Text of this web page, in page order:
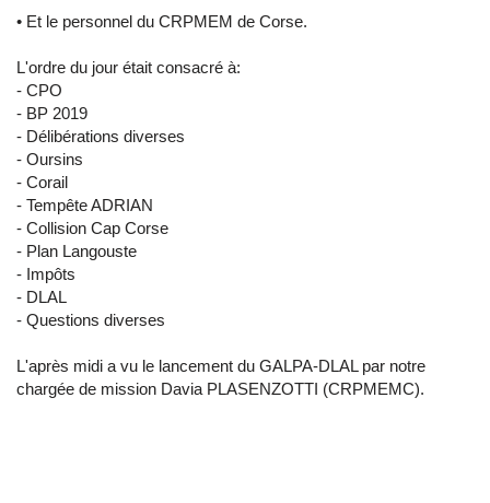
• Et le personnel du CRPMEM de Corse.
L'ordre du jour était consacré à:
- CPO
- BP 2019
- Délibérations diverses
- Oursins
- Corail
- Tempête ADRIAN
- Collision Cap Corse
- Plan Langouste
- Impôts
- DLAL
- Questions diverses
L'après midi a vu le lancement du GALPA-DLAL par notre
chargée de mission Davia PLASENZOTTI (CRPMEMC).